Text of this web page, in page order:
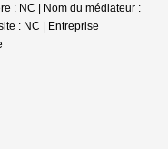
: NC | Nom du médiateur :
: NC | Entreprise